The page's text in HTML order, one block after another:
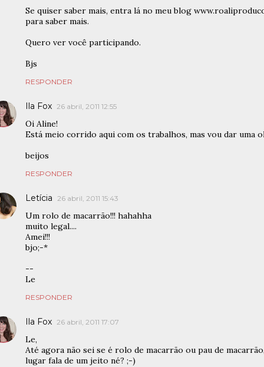
Se quiser saber mais, entra lá no meu blog
para saber mais.
Quero ver você participando.
Bjs
RESPONDER
Ila Fox 26 abril, 2011 12:55
Oi Aline!
Está meio corrido aqui com os trabalhos, mas vou dar uma
beijos
RESPONDER
Letícia 26 abril, 2011 15:43
Um rolo de macarrão!!! hahahha
muito legal....
Amei!!!
bjo;-*
--
Le
RESPONDER
Ila Fox 26 abril, 2011 17:07
Le,
Até agora não sei se é rolo de macarrão ou pau de
lugar fala de um jeito né? ;-)